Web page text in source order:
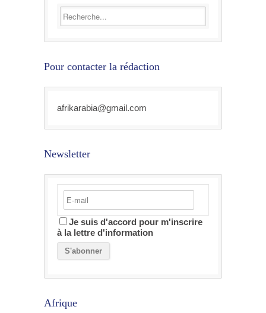
Pour contacter la rédaction
afrikarabia@gmail.com
Newsletter
Je suis d'accord pour m'inscrire
à la lettre d'information
Afrique